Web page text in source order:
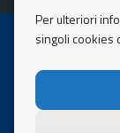
Mappa del Sito
Privacy Policy
Per ulteriori
singoli cookies